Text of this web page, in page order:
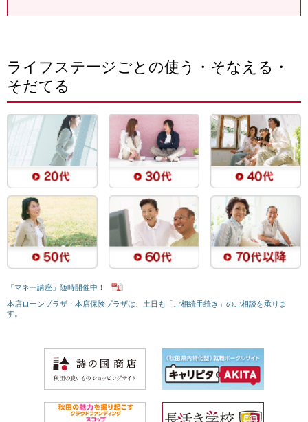
ライフステージごとの使う・そなえる・
そだてる
「マネー講座」随時開催中！
本店ローンプラザ・本店保険プラザは、土日も「ご相続手続き」のご相談を承りま
す。